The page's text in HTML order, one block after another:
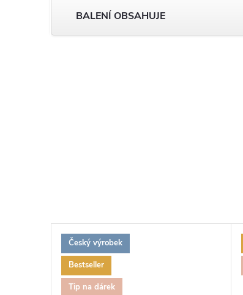
BALENÍ OBSAHUJE
Český výrobek
Bestseller
Tip na dárek